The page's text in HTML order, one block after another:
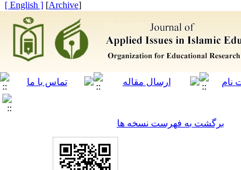
[
Archive
]
[ English ]
برگشت به فهرست نسخه ها